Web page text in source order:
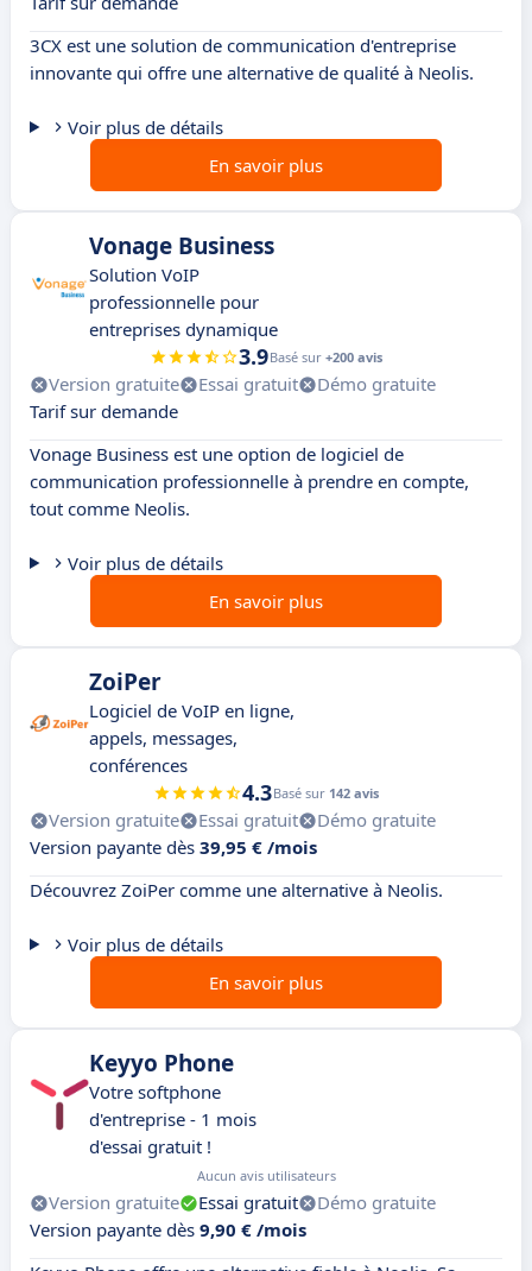
3CX est une solution de communication d'entreprise
innovante qui offre une alternative de qualité à Neolis.
Voir plus de détails
En savoir plus
Vonage Business
Solution VoIP
professionnelle pour
entreprises dynamique
3.9Basé sur +200 avis
Version gratuite Essai gratuit
Démo gratuite
Tarif sur demande
Vonage Business est une option de logiciel de
communication professionnelle à prendre en compte,
tout comme Neolis.
Voir plus de détails
En savoir plus
ZoiPer
Logiciel de VoIP en ligne,
appels, messages,
conférences
4.3Basé sur 142 avis
Version gratuite Essai gratuit
Démo gratuite
Version payante dès 39,95 € /mois
Découvrez ZoiPer comme une alternative à Neolis.
Voir plus de détails
En savoir plus
Keyyo Phone
Votre softphone
d'entreprise - 1 mois
d'essai gratuit !
Aucun avis utilisateurs
Version gratuite Essai gratuit
Démo gratuite
Version payante dès 9,90 € /mois